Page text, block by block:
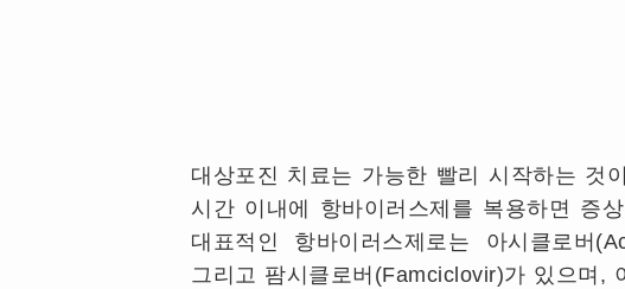
대상포진 치료는 가능한 빨리 시작하는 것
시간 이내에 항바이러스제를 복용하면 증
대표적인 항바이러스제로는 아시클로버
그리고 팜시클로버(Famciclovir)가 있으며,